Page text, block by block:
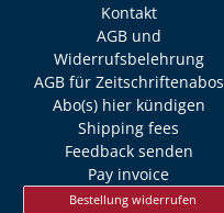
Kontakt
AGB und
Widerrufsbelehrung
AGB für Zeitschriftenabos
Abo(s) hier kündigen
Shipping fees
Feedback senden
Pay invoice
Bestellung widerrufen